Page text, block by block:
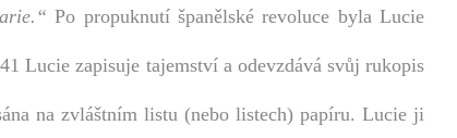
Po propuknutí španělské revoluce byla Lucie
Lucie zapisuje tajemství a odevzdává svůj rukopis
na zvláštním listu (nebo listech) papíru. Lucie ji